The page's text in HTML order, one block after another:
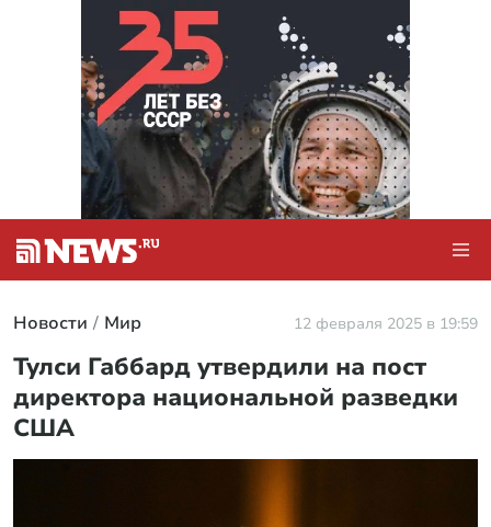
Новости Мир 12 февраля 2025 в 19:59
Тулси Габбард утвердили на пост
директора национальной разведки
США